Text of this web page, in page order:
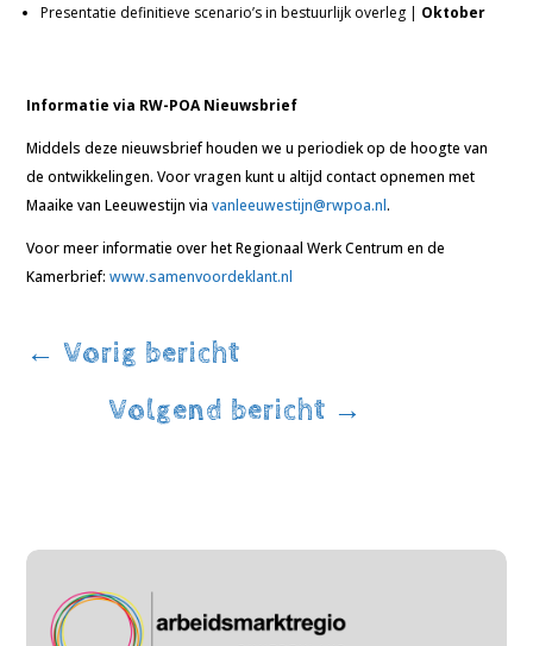
Presentatie definitieve scenario’s in bestuurlijk overleg | Oktober
Informatie via RW-POA Nieuwsbrief
Middels deze nieuwsbrief houden we u periodiek op de hoogte van
de ontwikkelingen. Voor vragen kunt u altijd contact opnemen met
Maaike van Leeuwestijn viavanleeuwestijn@rwpoa.nl.
Voor meer informatie over het Regionaal Werk Centrum en de
Kamerbrief:www.samenvoordeklant.nl
←Vorig bericht
Volgend bericht →